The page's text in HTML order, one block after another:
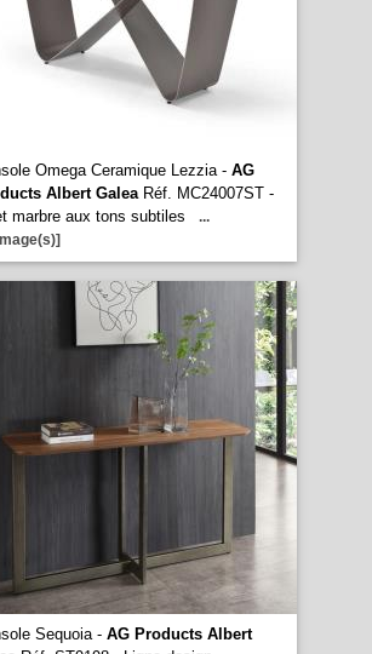
Omega Ceramique Lezzia - AG
Albert GaleaRéf. MC24007ST -
marbre aux tons subtiles
...
Sequoia - AG Products Albert